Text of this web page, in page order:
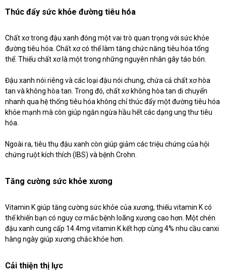
Thúc đẩy sức khỏe đường tiêu hóa
Chất xơ trong đậu xanh đóng một vai trò quan trọng với sức khỏe
đường tiêu hóa. Chất xơ có thể làm tăng chức năng tiêu hóa tổng
thể. Thiếu chất xơ là một trong những nguyên nhân gây táo bón.
Đậu xanh nói riêng và các loại đậu nói chung, chứa cả chất xơ hòa
tan và không hòa tan. Trong đó, chất xơ không hòa tan di chuyển
nhanh qua hệ thống tiêu hóa không chỉ thúc đẩy một đường tiêu hóa
khỏe mạnh mà còn giúp ngăn ngừa hầu hết các dạng ung thư tiêu
hóa.
Ngoài ra, tiêu thụ đậu xanh còn giúp giảm các triệu chứng của hội
chứng ruột kích thích (IBS) và bệnh Crohn.
Tăng cường sức khỏe xương
Vitamin K giúp tăng cường sức khỏe của xương, thiếu vitamin K có
thể khiến bạn có nguy cơ mắc bệnh loãng xương cao hơn. Một chén
đậu xanh cung cấp 14.4mg vitamin K kết hợp cùng 4% nhu cầu canxi
hàng ngày giúp xương chắc khỏe hơn.
Cải thiện thị lực